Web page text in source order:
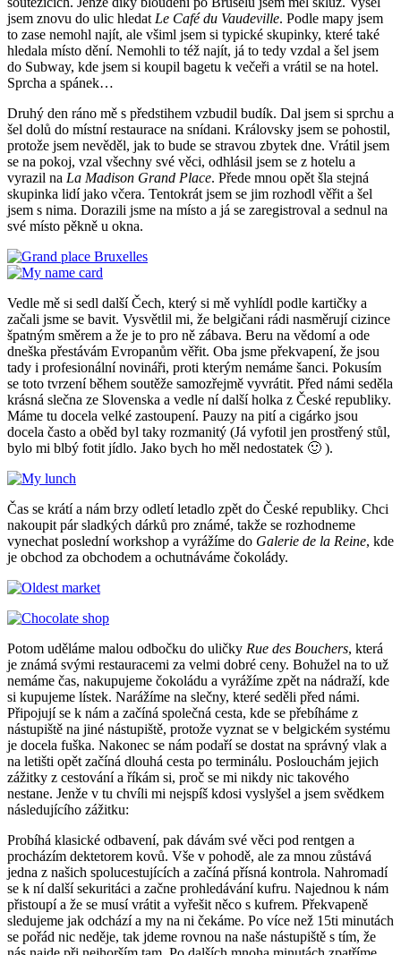
jsem znovu do ulic hledat Le Café du Vaudeville. Podle mapy jsem
to zase nemohl najít, ale všiml jsem si typické skupinky, které také
hledala místo dění. Nemohli to též najít, já to tedy vzdal a šel jsem
do Subway, kde jsem si koupil bagetu k večeři a vrátil se na hotel.
Sprcha a spánek…
Druhý den ráno mě s předstihem vzbudil budík. Dal jsem si sprchu a
šel dolů do místní restaurace na snídani. Královsky jsem se pohostil,
protože jsem nevěděl, jak to bude se stravou zbytek dne. Vrátil jsem
se na pokoj, vzal všechny své věci, odhlásil jsem se z hotelu a
vyrazil na La Madison Grand Place. Přede mnou opět šla stejná
skupinka lidí jako včera. Tentokrát jsem se jim rozhodl věřit a šel
jsem s nima. Dorazili jsme na místo a já se zaregistroval a sednul na
své místo pěkně u okna.
Vedle mě si sedl další Čech, který si mě vyhlídl podle kartičky a
začali jsme se bavit. Vysvětlil mi, že belgičani rádi nasměrují cizince
špatným směrem a že je to pro ně zábava. Beru na vědomí a ode
dneška přestávám Evropanům věřit. Oba jsme překvapení, že jsou
tady i profesionální novináři, proti kterým nemáme šanci. Pokusím
se toto tvrzení během soutěže samozřejmě vyvrátit. Před námi seděla
krásná slečna ze Slovenska a vedle ní další holka z České republiky.
Máme tu docela velké zastoupení. Pauzy na pití a cigárko jsou
docela často a oběd byl taky rozmanitý (Já vyfotil jen prostřený stůl,
bylo mi blbý fotit jídlo. Jako bych ho měl nedostatek 🙂 ).
Čas se krátí a nám brzy odletí letadlo zpět do České republiky. Chci
nakoupit pár sladkých dárků pro známé, takže se rozhodneme
vynechat poslední workshop a vyrážíme do Galerie de la Reine, kde
je obchod za obchodem a ochutnáváme čokolády.
Potom uděláme malou odbočku do uličky Rue des Bouchers, která
je známá svými restauracemi za velmi dobré ceny. Bohužel na to už
nemáme čas, nakupujeme čokoládu a vyrážíme zpět na nádraží, kde
si kupujeme lístek. Narážíme na slečny, které seděli před námi.
Připojují se k nám a začíná společná cesta, kde se přebíháme z
nástupiště na jiné nástupiště, protože vyznat se v belgickém systému
je docela fuška. Nakonec se nám podaří se dostat na správný vlak a
na letišti opět začíná dlouhá cesta po terminálu. Poslouchám jejich
zážitky z cestování a říkám si, proč se mi nikdy nic takového
nestane. Jenže v tu chvíli mi nejspíš kdosi vyslyšel a jsem svědkem
následujícího zážitku:
Probíhá klasické odbavení, pak dávám své věci pod rentgen a
procházím dektetorem kovů. Vše v pohodě, ale za mnou zůstává
jedna z našich spolucestujících a začíná přísná kontrola. Nahromadí
se k ní další sekuritáci a začne prohledávání kufru. Najednou k nám
přistoupí a že se musí vrátit a vyřešit něco s kufrem. Překvapeně
sledujeme jak odchází a my na ni čekáme. Po více než 15ti minutách
se pořád nic neděje, tak jdeme rovnou na naše nástupiště s tím, že